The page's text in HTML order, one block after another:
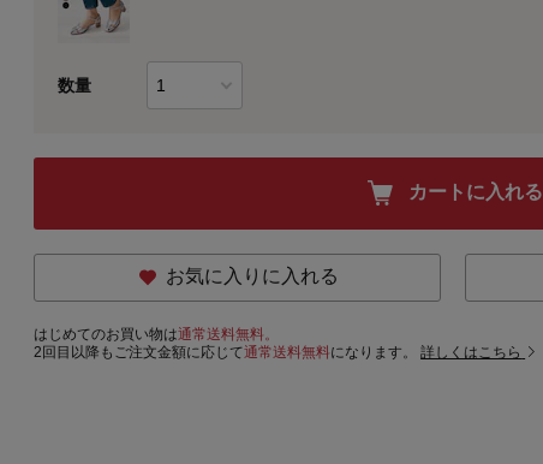
数量
カートに入れる
お気に入りに入れる
はじめてのお買い物は通常送料無料。
2回目以降もご注文金額に応じて通常送料無料になります。詳しくはこちら